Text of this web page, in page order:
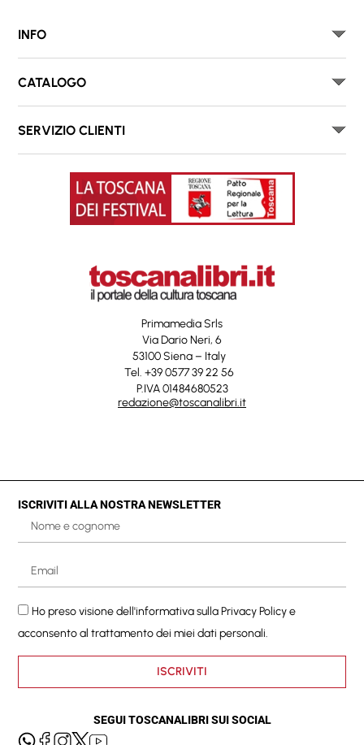
INFO
CATALOGO
SERVIZIO CLIENTI
Primamedia Srls
Via Dario Neri, 6
53100 Siena – Italy
Tel. +39 0577 39 22 56
P.IVA 01484680523
redazione@toscanalibri.it
ISCRIVITI ALLA NOSTRA NEWSLETTER
Ho preso visione dell'informativa sullaPrivacy Policye
acconsento al trattamento dei miei dati personali.
ISCRIVITI
SEGUI TOSCANALIBRI SUI SOCIAL